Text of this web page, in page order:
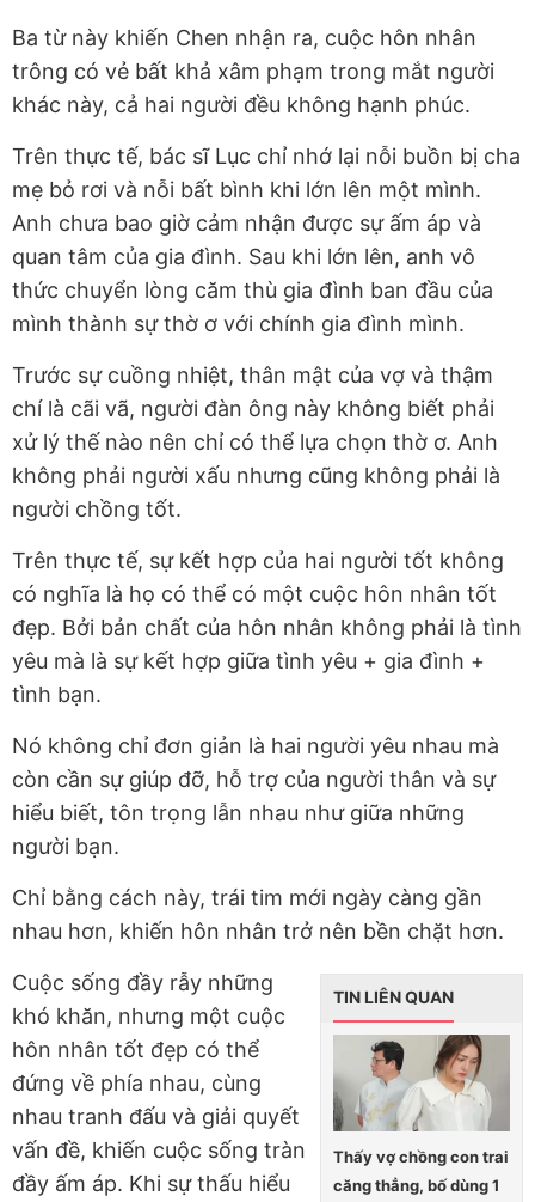
Ba từ này khiến Chen nhận ra, cuộc hôn nhân
trông có vẻ bất khả xâm phạm trong mắt người
khác này, cả hai người đều không hạnh phúc.
Trên thực tế, bác sĩ Lục chỉ nhớ lại nỗi buồn bị cha
mẹ bỏ rơi và nỗi bất bình khi lớn lên một mình.
Anh chưa bao giờ cảm nhận được sự ấm áp và
quan tâm của gia đình. Sau khi lớn lên, anh vô
thức chuyển lòng căm thù gia đình ban đầu của
mình thành sự thờ ơ với chính gia đình mình.
Trước sự cuồng nhiệt, thân mật của vợ và thậm
chí là cãi vã, người đàn ông này không biết phải
xử lý thế nào nên chỉ có thể lựa chọn thờ ơ. Anh
không phải người xấu nhưng cũng không phải là
người chồng tốt.
Trên thực tế, sự kết hợp của hai người tốt không
có nghĩa là họ có thể có một cuộc hôn nhân tốt
đẹp. Bởi bản chất của hôn nhân không phải là tình
yêu mà là sự kết hợp giữa tình yêu + gia đình +
tình bạn.
Nó không chỉ đơn giản là hai người yêu nhau mà
còn cần sự giúp đỡ, hỗ trợ của người thân và sự
hiểu biết, tôn trọng lẫn nhau như giữa những
người bạn.
Chỉ bằng cách này, trái tim mới ngày càng gần
nhau hơn, khiến hôn nhân trở nên bền chặt hơn.
TIN LIÊN QUAN
Thấy vợ chồng con trai
căng thẳng, bố dùng 1
Cuộc sống đầy rẫy những
khó khăn, nhưng một cuộc
hôn nhân tốt đẹp có thể
đứng về phía nhau, cùng
nhau tranh đấu và giải quyết
vấn đề, khiến cuộc sống tràn
đầy ấm áp. Khi sự thấu hiểu